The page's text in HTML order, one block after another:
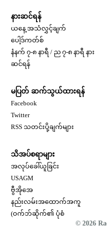
နားဆင်ရန်
ယနေ့ အသံလွှင့်ချက်
ပေါ့ဒ်ကတ်စ်
နံနက် ၇-၈ နာရီ / ည ၇-၈ နာရီ နား
ဆင်ရန်
မပြတ် ဆက်သွယ်ထားရန်
Facebook
Twitter
RSS သတင်းပို့ချက်များ
သိအပ်စရာများ
အလုပ်ခေါ်ယူခြင်း
USAGM
ဗွီအိုအေ
နည်းလမ်းအထောက်အကူ
(ဝက်ဘ်ဆိုက်၏ ပုံစံ
© 2026